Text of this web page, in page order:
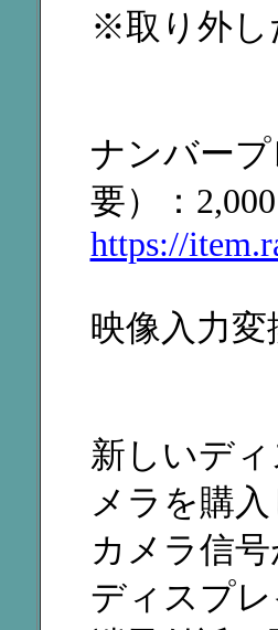
※取り外し
ナンバー
要）：
https://
映像入力変
新しいデ
メラを購入
カメラ信
ディスプ